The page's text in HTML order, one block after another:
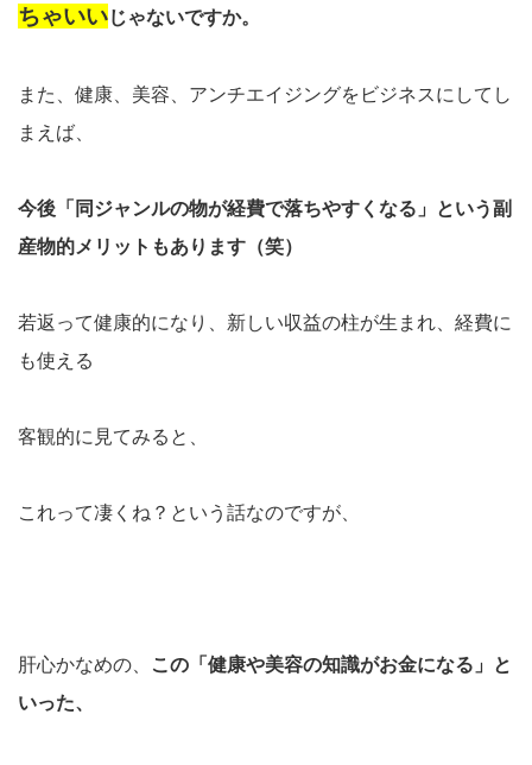
ちゃいいじゃないですか。
また、健康、美容、アンチエイジングをビジネスにしてし
まえば、
今後「同ジャンルの物が経費で落ちやすくなる」という副
産物的メリットもあります（笑）
若返って健康的になり、新しい収益の柱が生まれ、経費に
も使える
客観的に見てみると、
これって凄くね？という話なのですが、
肝心かなめの、
この「健康や美容の知識がお金になる」と
いった、